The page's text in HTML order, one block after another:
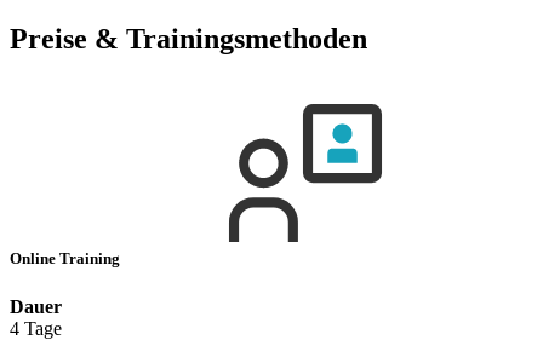
Preise & Trainingsmethoden
Online Training
Dauer
4 Tage